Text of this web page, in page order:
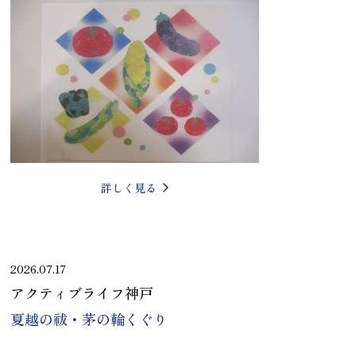
詳しく見る
2026.07.17
アクティブライフ神戸
夏越の祓・茅の輪くぐり